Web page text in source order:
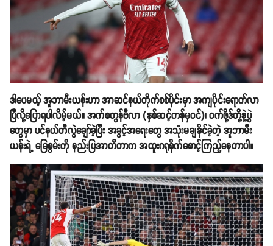
ဒါပေမယ့် အူဘာမီးယန်းဟာ အာဆင်နယ်တိုက်စစ်ပိုင်းမှာ အကျပိုင်းရောက်လာ
ပြီလို့ပြောရပါလိမ့်မယ်။ အက်စတွန်ဗီလာ (နှစ်ဆင့်ကန်မှဝင်)၊ ဝက်ဖို့ဒ်တို့နဲ့ပွဲ
တွေမှာ ပင်နယ်တီလွဲချော်ခဲ့ပြီး အခွင့်အရေးတွေ အသုံးမချနိုင်ခဲ့တဲ့ အူဘာမီး
ယန်းရဲ့ ခြေစွမ်းကို နည်းပြအာတီတာက အထူးဂရုစိုက်စောင့်ကြည့်နေတာပါ။